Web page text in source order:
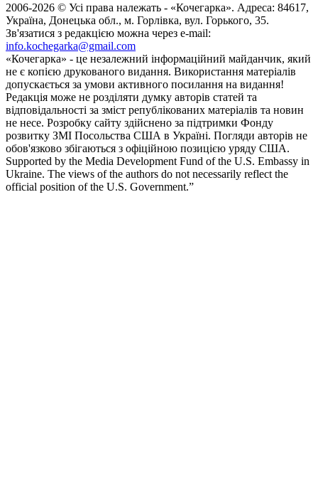
2006-2026 © Усі права належать - «Кочегарка». Адреса: 84617,
Україна, Донецька обл., м. Горлівка, вул. Горького, 35.
Зв'язатися з редакцією можна через e-mail:
info.kochegarka@gmail.com
«Кочегарка» - це незалежний інформаційний майданчик, який
не є копією друкованого видання. Використання матеріалів
допускається за умови активного посилання на видання!
Редакція може не розділяти думку авторів статей та
відповідальності за зміст републікованих матеріалів та новин
не несе. Розробку сайту здійснено за підтримки Фонду
розвитку ЗМІ Посольства США в Україні. Погляди авторів не
обов'язково збігаються з офіційною позицією уряду США.
Supported by the Media Development Fund of the U.S. Embassy in
Ukraine. The views of the authors do not necessarily reflect the
official position of the U.S. Government.”